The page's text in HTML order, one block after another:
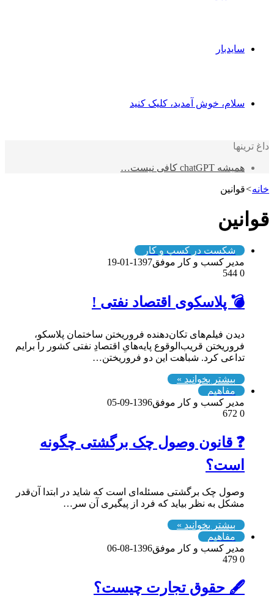
سایدبار
سلام، خوش آمدید، کلیک کنید
داغ ترینها
همیشه chatGPT کافی نیست…
خانه>قوانین
قوانین
شکست در کسب و کار
مدیر کسب و کار موفق1397-01-19
0
💣 پلاسکوی اقتصاد نفتی !
دیدن فیلم‌های تکان‌دهنده فروریختن ساختمان پلاسکو،
فروریختن قریب‌الوقوع پایه‌هایِ اقتصادِ نفتی کشور را برایم
تداعی کرد. شباهت این دو فروریختن…
بیشتر بخوانید »
مفاهیم
مدیر کسب و کار موفق1396-09-05
0
❓ قانون وصول چک برگشتی چگونه
است؟
وصول چک برگشتی مسئله‌ای است که شاید در ابتدا آن‌قدر
مشکل به نظر بیاید که فرد از پیگیری آن سر…
بیشتر بخوانید »
مفاهیم
مدیر کسب و کار موفق1396-08-06
0
🖋 حقوق تجارت چیست؟